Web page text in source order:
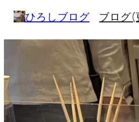
を
ッ
プ
ひろしブログ ブログ(